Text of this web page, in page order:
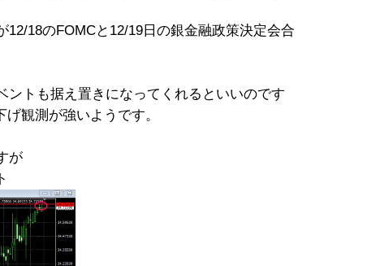
12/18のFOMCと12/19日の銀金融政策決定会合
ントも据え置きになってくれるといいのです
観測が強いようです。
が